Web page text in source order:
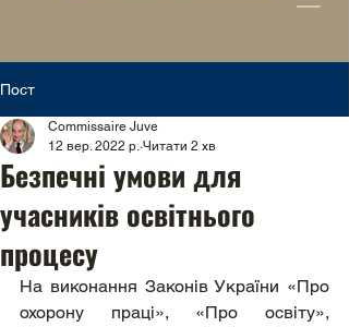
Пост
Безпечні умови для
учасників освітнього
процесу
Commissaire Juve
12 вер. 2022 р. Читати 2 хв
На виконання Законів України «Про
охорону праці», «Про освіту»,